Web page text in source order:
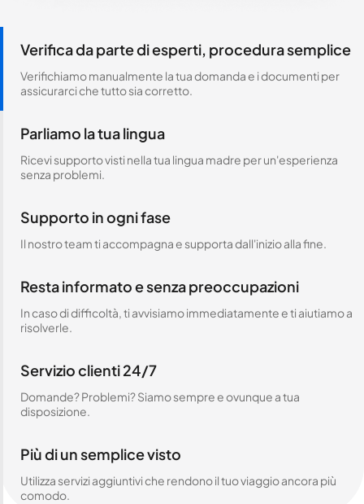
Verifica da parte di esperti, procedura semplice
Verifichiamo manualmente la tua domanda e i documenti per
assicurarci che tutto sia corretto.
Parliamo la tua lingua
Ricevi supporto visti nella tua lingua madre per un'esperienza
senza problemi.
Supporto in ogni fase
Il nostro team ti accompagna e supporta dall'inizio alla fine.
Resta informato e senza preoccupazioni
In caso di difficoltà, ti avvisiamo immediatamente e ti aiutiamo a
risolverle.
Servizio clienti 24/7
Domande? Problemi? Siamo sempre e ovunque a tua
disposizione.
Più di un semplice visto
Utilizza servizi aggiuntivi che rendono il tuo viaggio ancora più
comodo.